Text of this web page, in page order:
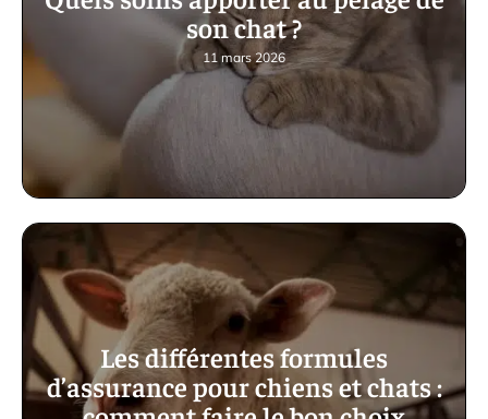
son chat ?
11 mars 2026
Les différentes formules
d’assurance pour chiens et chats :